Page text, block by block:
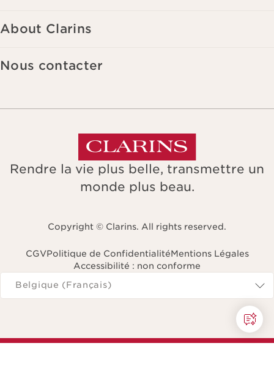
About Clarins
Nous contacter
Rendre la vie plus belle, transmettre un
monde plus beau.
Copyright © Clarins. All rights reserved.
CGVPolitique de ConfidentialitéMentions Légales
Accessibilité : non conforme
Naviguer vers
Belgique (Français)